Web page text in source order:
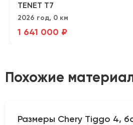
TENET T7
2026 год, 0 км
1 641 000 ₽
Похожие
Размеры Chery Tiggo 4,